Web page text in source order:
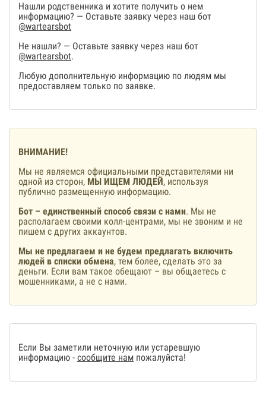
Нашли родственника и хотите получить о нем
информацию? — Оставьте заявку через наш бот
@wartearsbot
Не нашли? — Оставьте заявку через наш бот
@wartearsbot.
Любую дополнительную информацию по людям мы
предоставляем только по заявке.
ВНИМАНИЕ!
Мы не являемся официальными представителями ни
одной из сторон, МЫ ИЩЕМ ЛЮДЕЙ, используя
публично размещенную информацию.
Бот – единственный способ связи с нами. Мы не
располагаем своими колл-центрами, мы не звоним и не
пишем с других аккаунтов.
Мы не предлагаем и не будем предлагать включить
людей в списки обмена, тем более, сделать это за
деньги. Если вам такое обещают – вы общаетесь с
мошенниками, а не с нами.
Если Вы заметили неточную или устаревшую
информацию - сообщите нам пожалуйста!